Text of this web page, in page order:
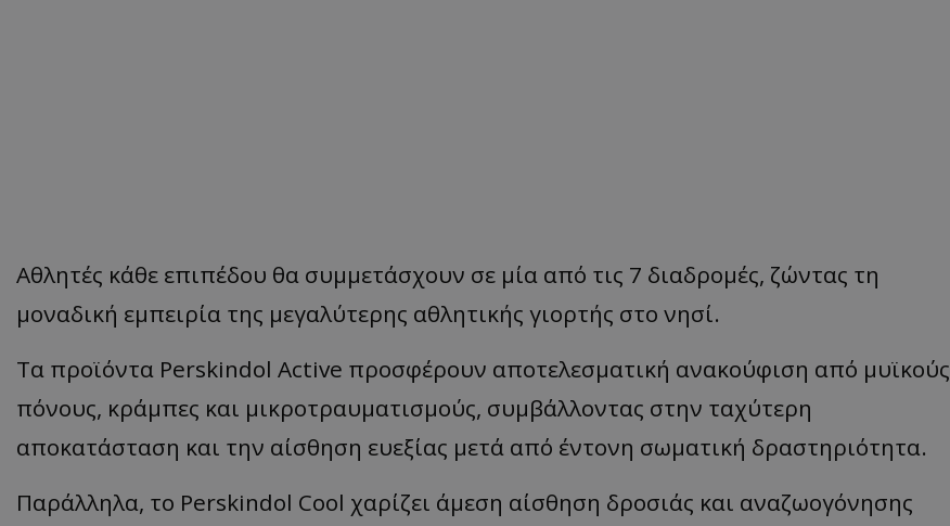
Αθλητές κάθε επιπέδου θα συμμετάσχουν σε μία από τις 7 διαδρομές, ζώντας τη
μοναδική εμπειρία της μεγαλύτερης αθλητικής γιορτής στο νησί.
Τα προϊόντα Perskindol Active προσφέρουν αποτελεσματική ανακούφιση από μυϊκούς
πόνους, κράμπες και μικροτραυματισμούς, συμβάλλοντας στην ταχύτερη
αποκατάσταση και την αίσθηση ευεξίας μετά από έντονη σωματική δραστηριότητα.
Παράλληλα, το Perskindol Cool χαρίζει άμεση αίσθηση δροσιάς και αναζωογόνησης